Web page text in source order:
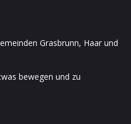
Grasbrunn, Haar und
bewegen und zu